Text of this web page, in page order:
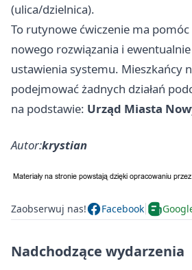
(ulica/dzielnica).
To rutynowe ćwiczenie ma
nowego rozwiązania i
ustawienia systemu. Mieszkańcy
podejmować żadnych działań
na podstawie: Urząd Miasta
Autor:krystian
Zaobserwuj nas! Facebook
Nadchodzące wydarzenia